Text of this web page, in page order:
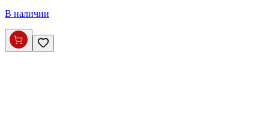
В наличии